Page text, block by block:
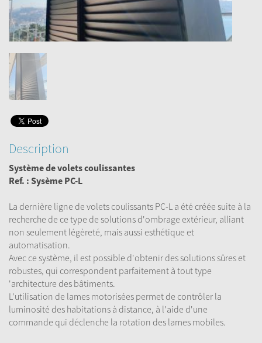
Description
Système de volets coulissantes
Ref. : Sysème PC-L
La dernière ligne de volets coulissants PC-L a été créée suite à la
recherche de ce type de solutions d'ombrage extérieur, alliant
non seulement légèreté, mais aussi esthétique et
automatisation.
Avec ce système, il est possible d'obtenir des solutions sûres et
robustes, qui correspondent parfaitement à tout type
'architecture des bâtiments.
L'utilisation de lames motorisées permet de contrôler la
luminosité des habitations à distance, à l'aide d'une
commande qui déclenche la rotation des lames mobiles.